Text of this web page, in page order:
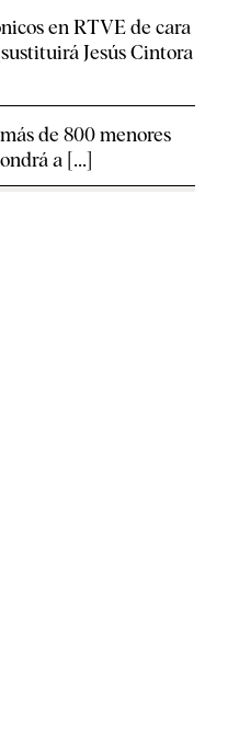
en RTVE de cara
Jesús Cintora
de 800 menores
a [...]